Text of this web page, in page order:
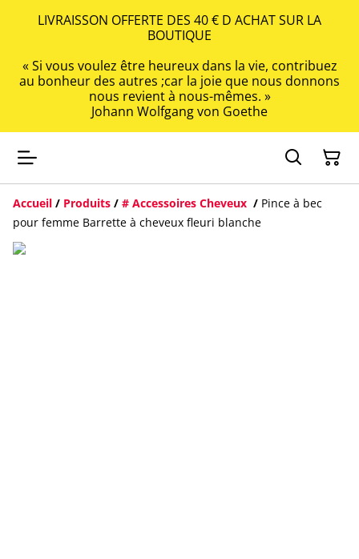
LIVRAISSON OFFERTE DES 40 € D ACHAT SUR LA
BOUTIQUE
« Si vous voulez être heureux dans la vie, contribuez
au bonheur des autres ;car la joie que nous donnons
nous revient à nous-mêmes. »
Johann Wolfgang von Goethe
Accueil / Produits / # Accessoires Cheveux / Pince à bec
pour femme Barrette à cheveux fleuri blanche